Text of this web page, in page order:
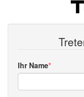
Ihr Name